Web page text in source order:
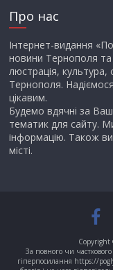
Про нас
Інтернет-видання
новини Тернополя та
люстрація,
Тернополя.
цікавим.
Будемо вдячні за
тематик для сайту.
інформацію. Також
місті.
Copyright
За повного чи
гіперпосилання https://